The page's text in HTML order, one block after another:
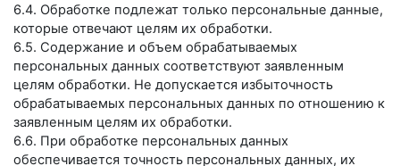
6.4. Обработке подлежат только персональные данные,
которые отвечают целям их обработки.
6.5. Содержание и объем обрабатываемых
персональных данных соответствуют заявленным
целям обработки. Не допускается избыточность
обрабатываемых персональных данных по отношению к
заявленным целям их обработки.
6.6. При обработке персональных данных
обеспечивается точность персональных данных, их